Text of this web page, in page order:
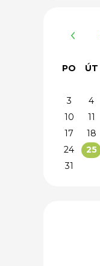
PO ÚT
3
4
10
11
17
18
24
25
31